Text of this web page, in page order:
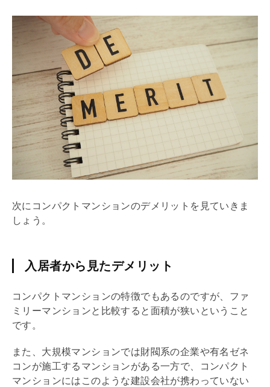
次にコンパクトマンションのデメリットを見ていきま
しょう。
入居者から見たデメリット
コンパクトマンションの特徴でもあるのですが、ファ
ミリーマンションと比較すると面積が狭いということ
です。
また、大規模マンションでは財閥系の企業や有名ゼネ
コンが施工するマンションがある一方で、コンパクト
マンションにはこのような建設会社が携わっていない